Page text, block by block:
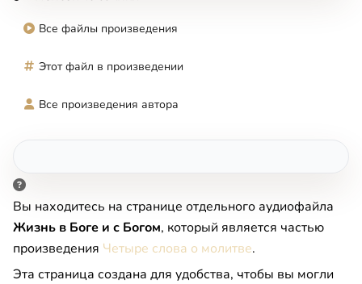
Все файлы произведения
Этот файл в произведении
Все произведения автора
Вы находитесь на странице отдельного аудиофайла
Жизнь в Боге и с Богом, который является частью
произведения Четыре слова о молитве.
Эта страница создана для удобства, чтобы вы могли